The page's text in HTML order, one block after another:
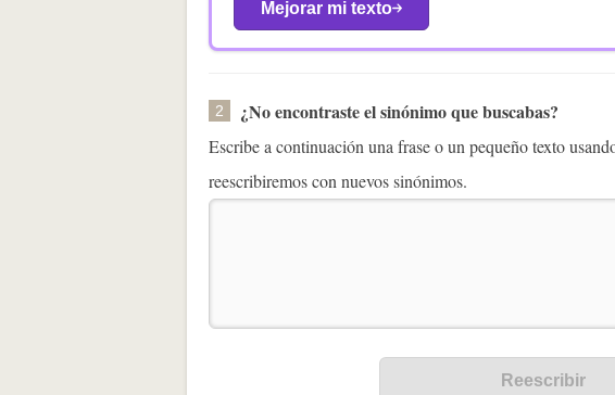
Mejorar mi texto
2 ¿No encontraste el sinónimo que buscabas?
Escribe a continuación una frase o un pequeño texto
reescribiremos con nuevos sinónimos.